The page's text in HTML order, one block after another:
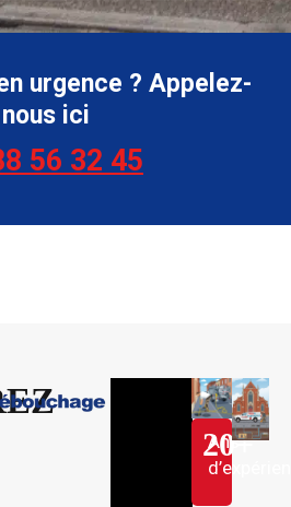
urgence ? Appelez-
nous ici
56 32 45
20+
Ans